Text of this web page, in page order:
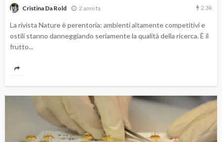
Cristina Da Rold 2 anni fa 2.3k
La rivista Nature è perentoria: ambienti altamente competitivi e
ostili stanno danneggiando seriamente la qualità della ricerca. È il
frutto...